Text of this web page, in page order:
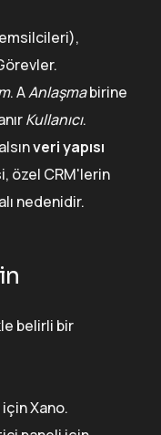
. AAnlaşmabirine
Kullanıcı.
veri yapısı
özel CRM'lerin
nedenidir.
belirli bir
Xano.